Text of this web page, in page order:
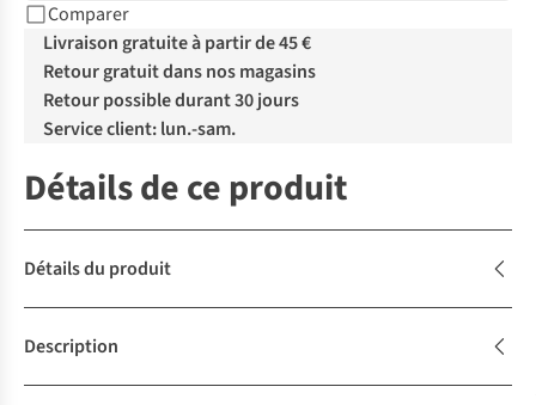
Comparer
Livraison gratuite à partir de 45 €
Retour gratuit dans nos magasins
Retour possible durant 30 jours
Service client: lun.-sam.
Détails de ce produit
Détails du produit
Description